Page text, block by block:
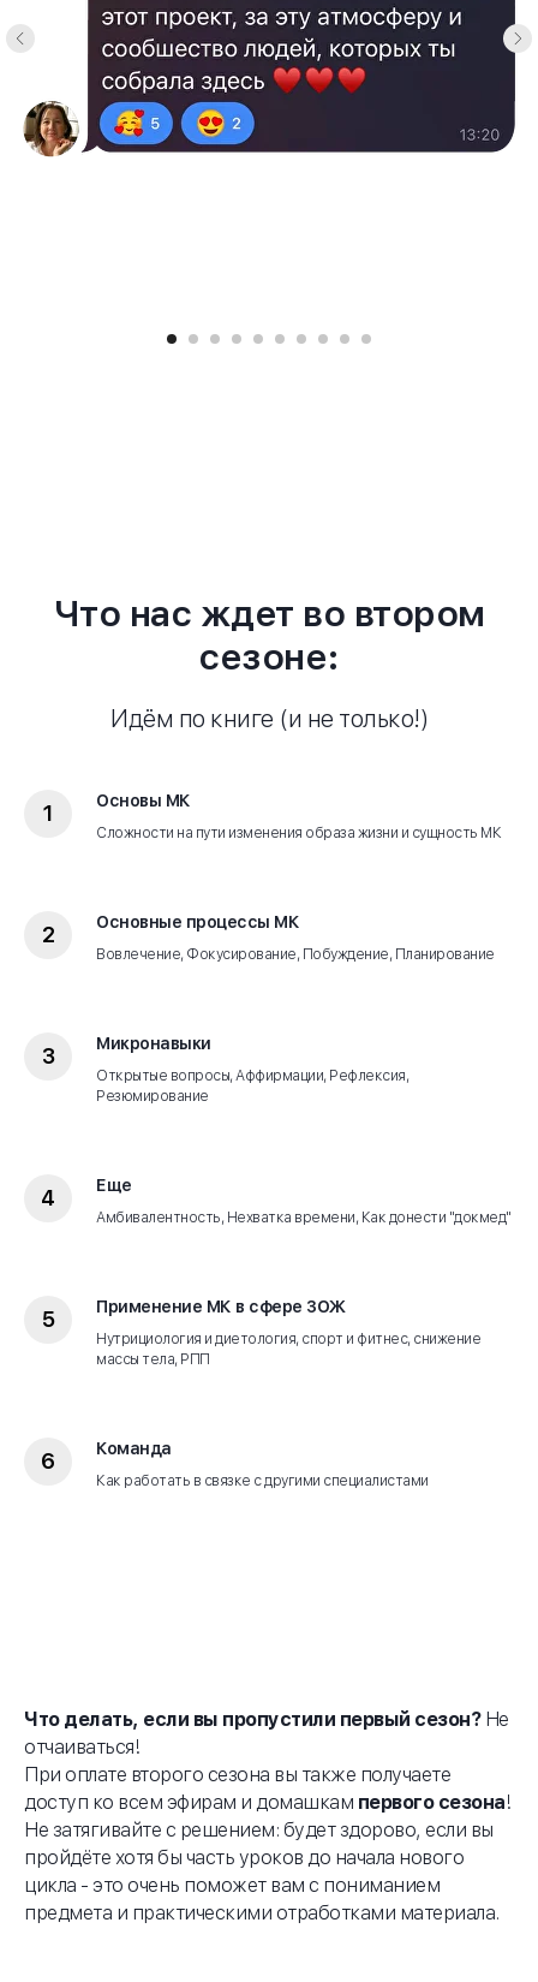
Что нас ждет во втором
сезоне:
Идём по книге (и не только!)
Основы МК
Сложности на пути изменения образа жизни и сущность МК
Основные процессы МК
Вовлечение, Фокусирование, Побуждение, Планирование
Микронавыки
Открытые вопросы, Аффирмации, Рефлексия,
Резюмирование
Еще
Амбивалентность, Нехватка времени, Как донести "докмед"
Применение МК в сфере ЗОЖ
Нутрициология и диетология, спорт и фитнес, снижение
массы тела, РПП
Команда
Как работать в связке с другими специалистами
Что делать, если вы пропустили первый сезон?Не
отчаиваться!
При оплате второго сезона вы также получаете
доступ ко всем эфирам и домашкам первого сезона!
Не затягивайте с решением: будет здорово, если вы
пройдёте хотя бы часть уроков до начала нового
цикла - это очень поможет вам с пониманием
предмета и практическими отработками материала.